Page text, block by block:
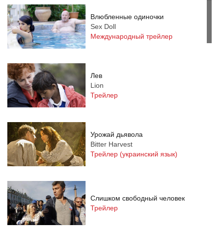
Влюбленные одиночки
Sex Doll
Международный трейлер
Лев
Lion
Трейлер
Урожай дьявола
Bitter Harvest
Трейлер (украинский язык)
Слишком свободный человек
Трейлер